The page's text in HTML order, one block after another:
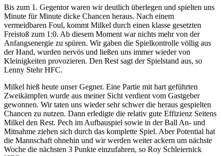
Bis zum 1. Gegentor waren wir deutlich überlegen und spielten uns
Minute für Minute dicke Chancen heraus. Nach einem
vermeidbaren Foul, kommt Milkel durch einen klasse gesetzten
Freistoß zum 1:0. Ab diesem Moment war nichts mehr von der
Anfangsenergie zu spüren. Wir gaben die Spielkontrolle völlig aus
der Hand, wurden nervös und ließen uns immer wieder von
Kleinigkeiten provozieren. Den Rest sagt der Spielstand aus, so
Lenny Stehr HFC.
Milkel hieß heute unser Gegner. Eine Partie mit hart geführten
Zweikämpfen wurde aus meiner Sicht verdient vom Gastgeber
gewonnen. Wir taten uns wieder sehr schwer die heraus gespielten
Chancen zu nutzen. Dann erledigte die relativ gute Effizienz Seitens
Milkel den Rest. Pech im Aufbauspiel sowie in der Ball An- und
Mitnahme ziehen sich durch das komplette Spiel. Aber Potential hat
die Mannschaft ohnehin und wir werden weiter ackern um nächste
Woche die nächsten 3 Punkte einzufahren, so Roy Schleiernick